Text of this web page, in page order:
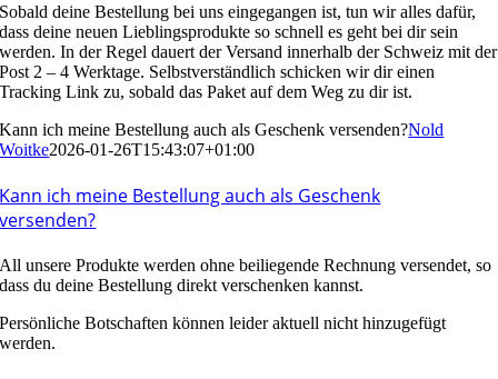
Sobald deine Bestellung bei uns eingegangen ist, tun wir alles dafür,
dass deine neuen Lieblingsprodukte so schnell es geht bei dir sein
werden. In der Regel dauert der Versand innerhalb der Schweiz mit der
Post 2 – 4 Werktage. Selbstverständlich schicken wir dir einen
Tracking Link zu, sobald das Paket auf dem Weg zu dir ist.
Kann ich meine Bestellung auch als Geschenk versenden?Nold
Woitke2026-01-26T15:43:07+01:00
Kann ich meine Bestellung auch als Geschenk
versenden?
All unsere Produkte werden ohne beiliegende Rechnung versendet, so
dass du deine Bestellung direkt verschenken kannst.
Persönliche Botschaften können leider aktuell nicht hinzugefügt
werden.